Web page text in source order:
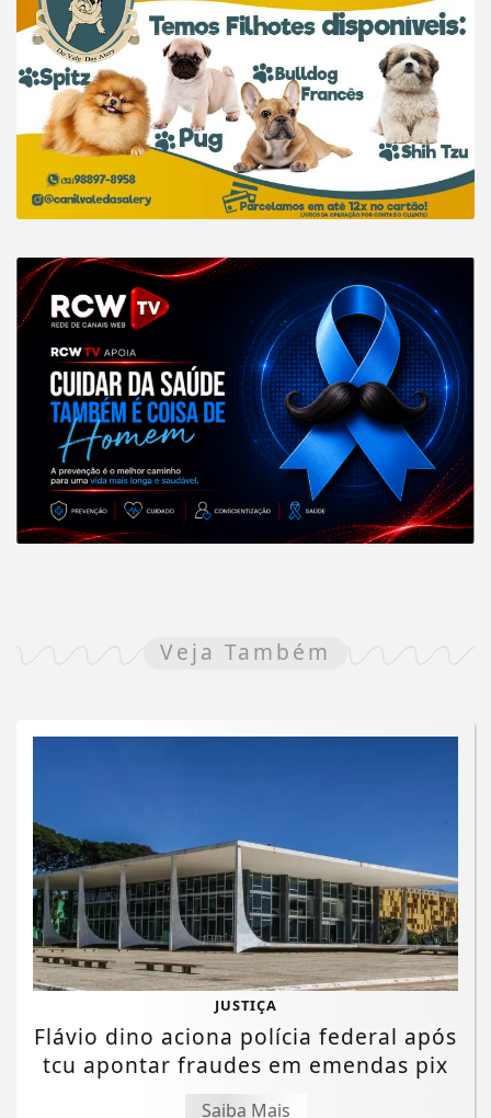
Veja Também
JUSTIÇA
Flávio dino aciona polícia federal após
tcu apontar fraudes em emendas pix
Saiba Mais